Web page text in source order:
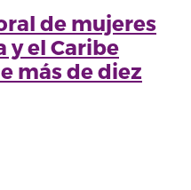
de mujeres
y el Caribe
más de diez